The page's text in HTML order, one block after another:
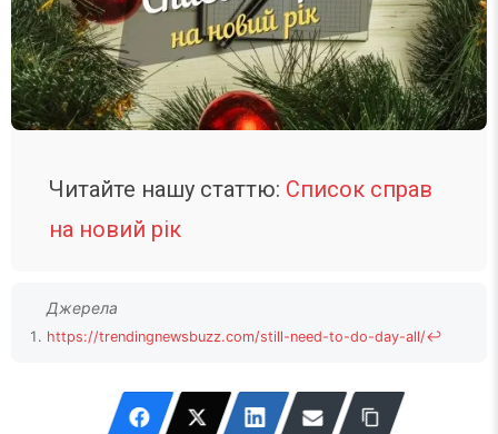
Читайте нашу статтю: Список справ
на новий рік
https://trendingnewsbuzz.com/still-need-to-do-day-all/↩